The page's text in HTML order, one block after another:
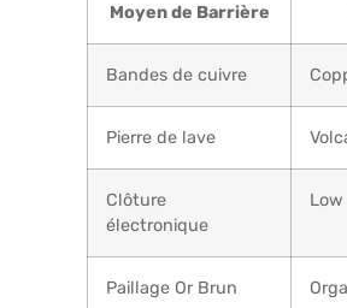
Moyen de Barrière
Bandes de cuivre
Pierre de lave
Clôture
électronique
Paillage Or Brun